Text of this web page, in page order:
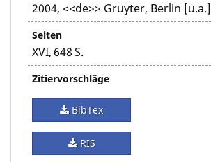
2004, <<de>> Gruyter, Berlin [u.a.]
Seiten
XVI, 648 S.
Zitiervorschläge
BibTex
RIS